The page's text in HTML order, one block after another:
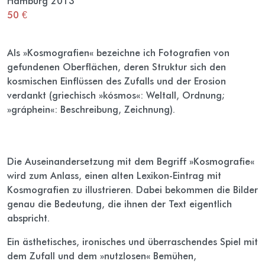
50 €
Als »Kosmografien« bezeichne ich Fotografien von
gefundenen Oberflächen, deren Struktur sich den
kosmischen Einflüssen des Zufalls und der Erosion
verdankt (griechisch »kósmos«: Weltall, Ordnung;
»gráphein«: Beschreibung, Zeichnung).
Die Auseinandersetzung mit dem Begriff »Kosmografie«
wird zum Anlass, einen alten Lexikon-Eintrag mit
Kosmografien zu illustrieren. Dabei bekommen die Bilder
genau die Bedeutung, die ihnen der Text eigentlich
abspricht.
Ein ästhetisches, ironisches und überraschendes Spiel mit
dem Zufall und dem »nutzlosen« Bemühen,